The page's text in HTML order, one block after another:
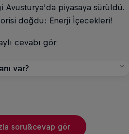
Avusturya'da piyasaya sürüldü.
doğdu: Enerji İçecekleri!
cevabı gör
var?
cevabı gör
soru&cevap gör